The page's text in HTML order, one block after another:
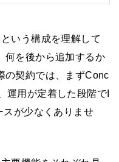
いう構成を理解して
何を後から追加するか
の契約では、まずConc
運用が定着した段階でI
が少なくありませ